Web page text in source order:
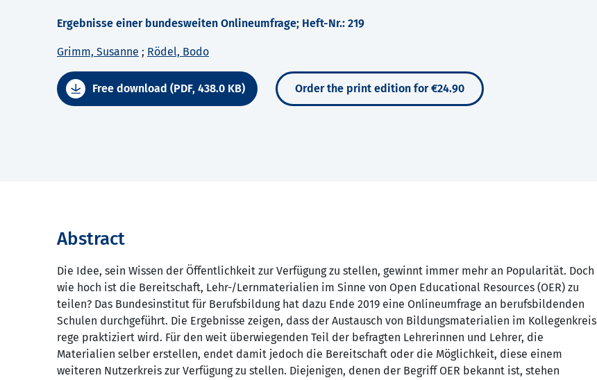
Ergebnisse einer bundesweiten Onlineumfrage; Heft-Nr.: 219
Grimm, Susanne ; Rödel, Bodo
Free download (PDF, 438.0 KB) Order the print edition for €24.90
Abstract
Die Idee, sein Wissen der Öffentlichkeit zur Verfügung zu stellen, gewinnt immer mehr an Popularität. Doch
wie hoch ist die Bereitschaft, Lehr-/Lernmaterialien im Sinne von Open Educational Resources (OER) zu
teilen? Das Bundesinstitut für Berufsbildung hat dazu Ende 2019 eine Onlineumfrage an berufsbildenden
Schulen durchgeführt. Die Ergebnisse zeigen, dass der Austausch von Bildungsmaterialien im Kollegenkreis
rege praktiziert wird. Für den weit überwiegenden Teil der befragten Lehrerinnen und Lehrer, die
Materialien selber erstellen, endet damit jedoch die Bereitschaft oder die Möglichkeit, diese einem
weiteren Nutzerkreis zur Verfügung zu stellen. Diejenigen, denen der Begriff OER bekannt ist, stehen